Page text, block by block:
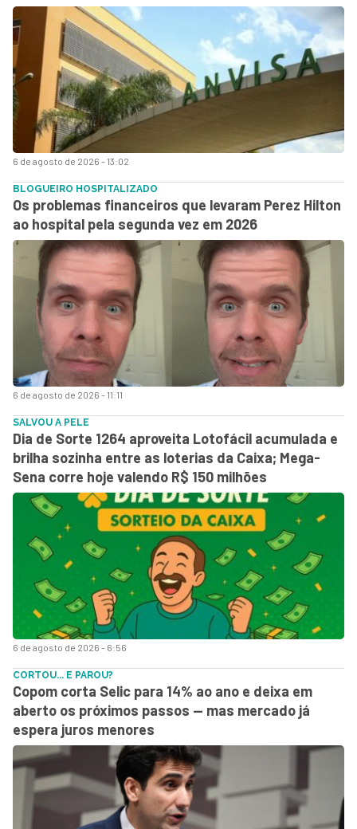
6 de agosto de 2026 - 13:02
6 de agosto de 2026 - 11:11
BLOGUEIRO HOSPITALIZADO
Os problemas financeiros que levaram Perez Hilton
ao hospital pela segunda vez em 2026
6 de agosto de 2026 - 6:56
SALVOU A PELE
Dia de Sorte 1264 aproveita Lotofácil acumulada e
brilha sozinha entre as loterias da Caixa; Mega-
Sena corre hoje valendo R$ 150 milhões
CORTOU... E PAROU?
Copom corta Selic para 14% ao ano e deixa em
aberto os próximos passos — mas mercado já
espera juros menores